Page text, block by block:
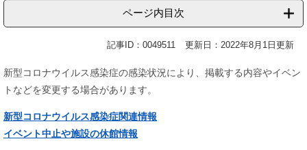
ページ内目次
記事ID：0049511 更新日：2022年8月1日更新
新型コロナウイルス感染症の感染状況により、掲載する内容やイベン
トなどを変更する場合があります。
新型コロナウイルス感染症関連情報
イベント中止や施設の休館情報